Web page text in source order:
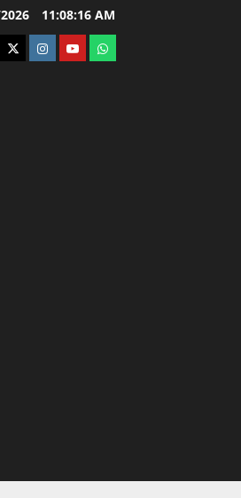
11:08:17 AM
twitterinstagram.com
youtubewhatsapp